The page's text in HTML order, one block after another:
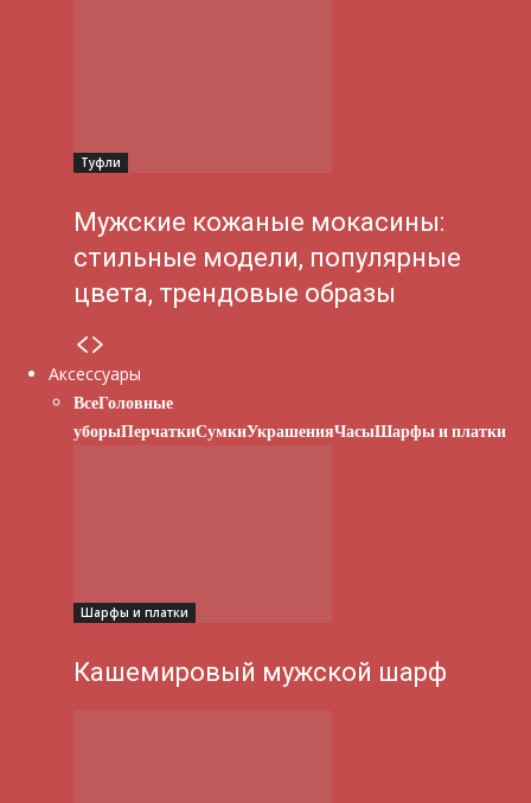
Туфли
Мужские кожаные мокасины:
стильные модели, популярные
цвета, трендовые образы
Аксессуары
ВсеГоловные
уборыПерчаткиСумкиУкрашенияЧасыШарфы и платки
Шарфы и платки
Кашемировый мужской шарф